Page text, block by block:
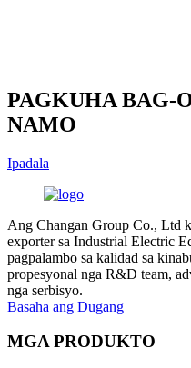
PAGKUHA BAG-
NAMO
Ipadala
Ang Changan Group Co., Ltd
exporter sa Industrial Electric
pagpalambo sa kalidad sa
propesyonal nga R&D team,
nga serbisyo.
Basaha ang Dugang
MGA PRODUKTO